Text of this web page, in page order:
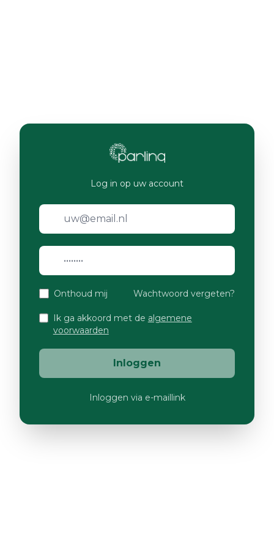
Log in op uw account
Onthoud mij Wachtwoord vergeten?
Ik ga akkoord met de algemene
voorwaarden
Inloggen
Inloggen via e-maillink